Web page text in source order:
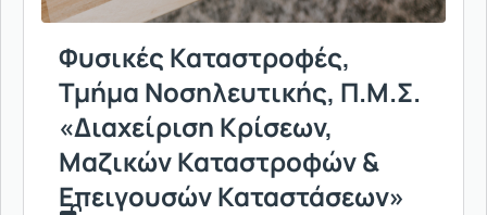
Φυσικές Καταστροφές,
Τμήμα Νοσηλευτικής, Π.Μ.Σ.
«Διαχείριση Κρίσεων,
Μαζικών Καταστροφών &
Επειγουσών Καταστάσεων»